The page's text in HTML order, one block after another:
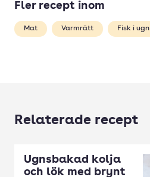
Fler recept inom
Mat Varmrätt Fisk i ugn
Relaterade recept
Ugnsbakad kolja
och lök med brynt